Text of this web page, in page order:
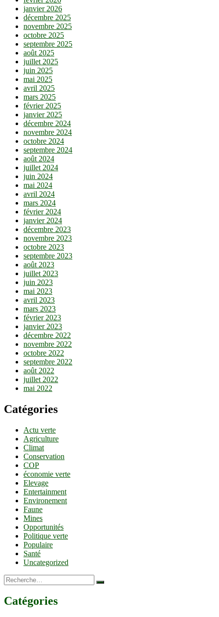
janvier 2026
décembre 2025
novembre 2025
octobre 2025
septembre 2025
août 2025
juillet 2025
juin 2025
mai 2025
avril 2025
mars 2025
février 2025
janvier 2025
décembre 2024
novembre 2024
octobre 2024
septembre 2024
août 2024
juillet 2024
juin 2024
mai 2024
avril 2024
mars 2024
février 2024
janvier 2024
décembre 2023
novembre 2023
octobre 2023
septembre 2023
août 2023
juillet 2023
juin 2023
mai 2023
avril 2023
mars 2023
février 2023
janvier 2023
décembre 2022
novembre 2022
octobre 2022
septembre 2022
août 2022
juillet 2022
mai 2022
Catégories
Actu verte
Agriculture
Climat
Conservation
COP
économie verte
Elevage
Entertainment
Environement
Faune
Mines
Opportunités
Politique verte
Populaire
Santé
Uncategorized
Recherche…
Catégories